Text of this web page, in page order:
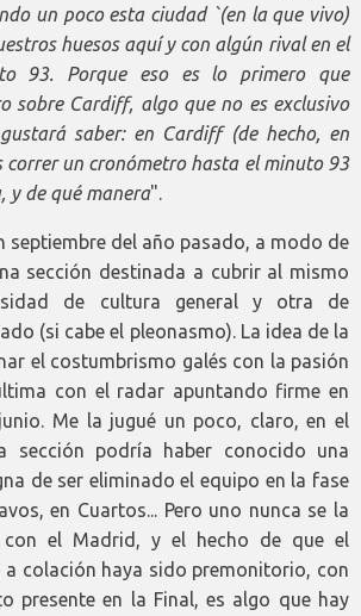
un poco esta ciudad `(en la que vivo)
huesos aquí y con algún rival en el
93. Porque eso es lo primero que
sobre Cardiff, algo que no es exclusivo
saber: en Cardiff (de hecho, en
correr un cronómetro hasta el minuto 93
y de qué manera".
septiembre del año pasado, a modo de
sección destinada a cubrir al mismo
de cultura general y otra de
(si cabe el pleonasmo). La idea de la
el costumbrismo galés con la pasión
con el radar apuntando firme en
Me la jugué un poco, claro, en el
sección podría haber conocido una
de ser eliminado el equipo en la fase
en Cuartos... Pero uno nunca se la
con el Madrid, y el hecho de que el
colación haya sido premonitorio, con
presente en la Final, es algo que hay